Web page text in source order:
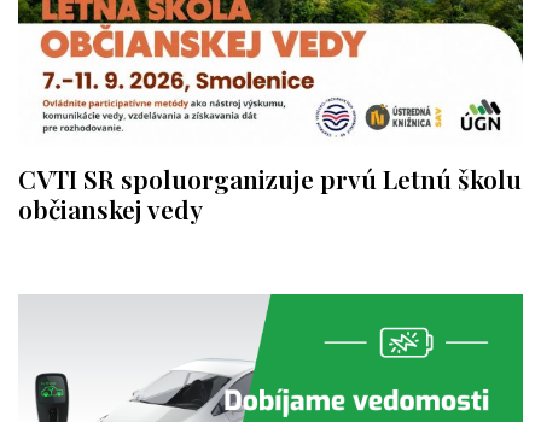
CVTI SR spoluorganizuje prvú Letnú školu
občianskej vedy